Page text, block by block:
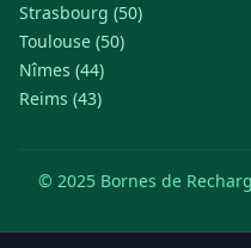
Strasbourg (50)
Toulouse (50)
Nîmes (44)
Reims (43)
© 2025 Bornes de